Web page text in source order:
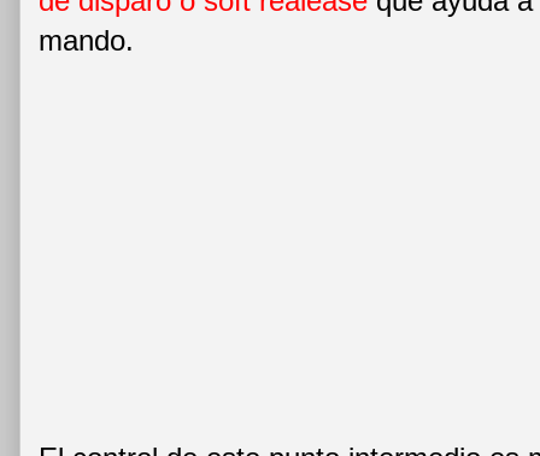
mando.